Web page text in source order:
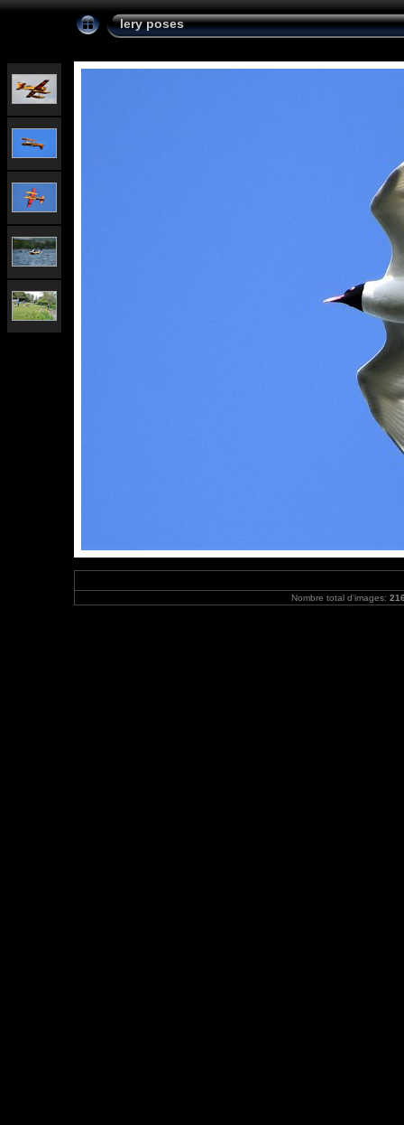
lery poses
Nombre total d'images: